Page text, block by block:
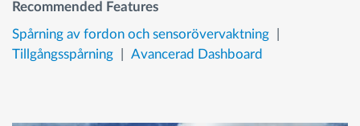
Recommended Features
Spårning av fordon och sensorövervaktning
Tillgångsspårning
Avancerad Dashboard